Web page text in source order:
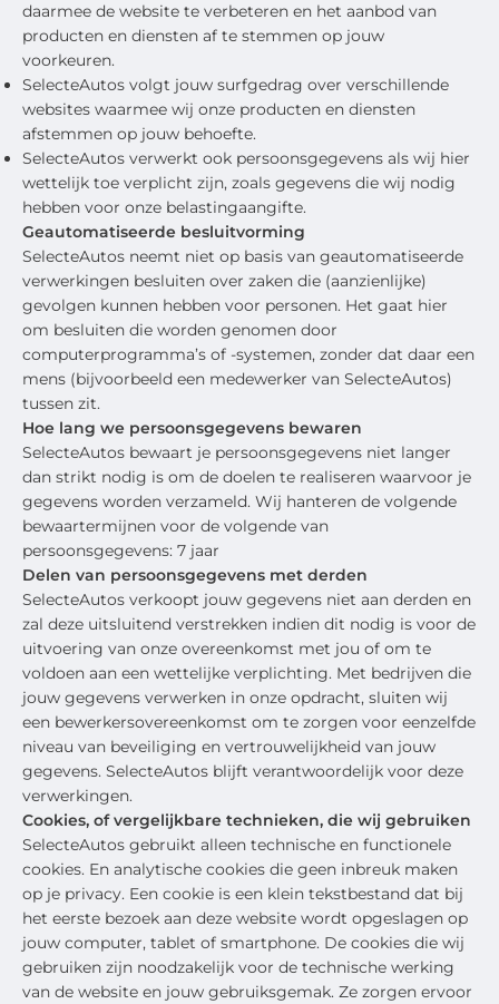
daarmee de website te verbeteren en het aanbod van
producten en diensten af te stemmen op jouw
voorkeuren.
SelecteAutos volgt jouw surfgedrag over verschillende
websites waarmee wij onze producten en diensten
afstemmen op jouw behoefte.
SelecteAutos verwerkt ook persoonsgegevens als wij hier
wettelijk toe verplicht zijn, zoals gegevens die wij nodig
hebben voor onze belastingaangifte.
Geautomatiseerde besluitvorming
SelecteAutos neemt niet op basis van geautomatiseerde
verwerkingen besluiten over zaken die (aanzienlijke)
gevolgen kunnen hebben voor personen. Het gaat hier
om besluiten die worden genomen door
computerprogramma’s of -systemen, zonder dat daar een
mens (bijvoorbeeld een medewerker van SelecteAutos)
tussen zit.
Hoe lang we persoonsgegevens bewaren
SelecteAutos bewaart je persoonsgegevens niet langer
dan strikt nodig is om de doelen te realiseren waarvoor je
gegevens worden verzameld. Wij hanteren de volgende
bewaartermijnen voor de volgende van
persoonsgegevens: 7 jaar
Delen van persoonsgegevens met derden
SelecteAutos verkoopt jouw gegevens niet aan derden en
zal deze uitsluitend verstrekken indien dit nodig is voor de
uitvoering van onze overeenkomst met jou of om te
voldoen aan een wettelijke verplichting. Met bedrijven die
jouw gegevens verwerken in onze opdracht, sluiten wij
een bewerkersovereenkomst om te zorgen voor eenzelfde
niveau van beveiliging en vertrouwelijkheid van jouw
gegevens. SelecteAutos blijft verantwoordelijk voor deze
verwerkingen.
Cookies, of vergelijkbare technieken, die wij gebruiken
SelecteAutos gebruikt alleen technische en functionele
cookies. En analytische cookies die geen inbreuk maken
op je privacy. Een cookie is een klein tekstbestand dat bij
het eerste bezoek aan deze website wordt opgeslagen op
jouw computer, tablet of smartphone. De cookies die wij
gebruiken zijn noodzakelijk voor de technische werking
van de website en jouw gebruiksgemak. Ze zorgen ervoor